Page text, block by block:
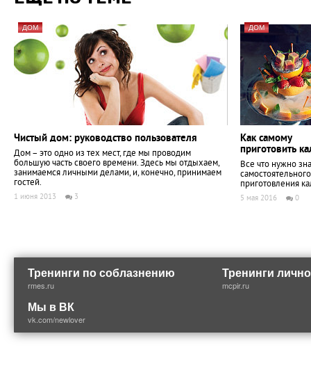
ДОМ
Чистый дом: руководство пользователя
Дом – это одно из тех мест, где мы проводим
большую часть своего времени. Здесь мы отдыхаем,
занимаемся личными делами, и, конечно, принимаем
гостей.
1 июня 2013 3
ДОМ
Как самому
приготовить
Все что нужно
самостоятельного
приготовления
5 мая 2016 0
Тренинги по соблазнению
rmes.ru
Тренинги
mcpir.ru
Мы в ВК
vk.com/newlover